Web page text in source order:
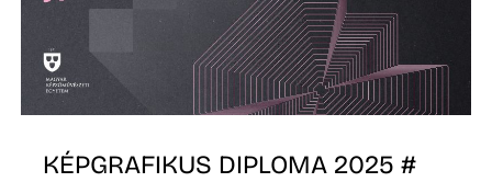
KÉPGRAFIKUS DIPLOMA 2025 #